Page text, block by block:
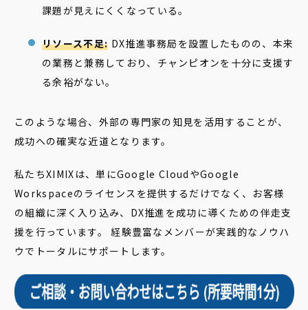
課題が見えにくくなっている。
リソース不足: DX推進事務局を設置したものの、本来
の業務と兼務しており、チャンピオンを十分に支援す
る余裕がない。
このような場合、外部の専門家の知見を活用することが、
成功への確実な近道となります。
私たちXIMIXは、単にGoogle CloudやGoogle
Workspaceのライセンスを提供するだけでなく、お客様
の組織に深く入り込み、DX推進を成功に導くための伴走支
援を行っています。 経験豊富なメンバーが実践的なノウハ
ウでトータルにサポートします。